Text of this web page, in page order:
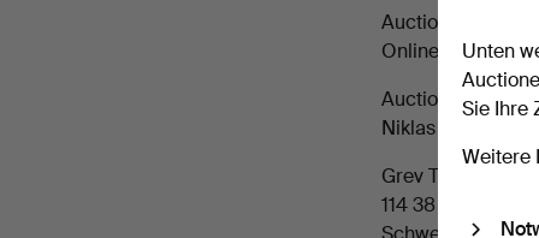
Auctionet.com
Online-Auktionen
Auction Network
Niklas
Grev Turegatan 44
114 38 Stockholm
Unten
Sie Ihre
Weitere